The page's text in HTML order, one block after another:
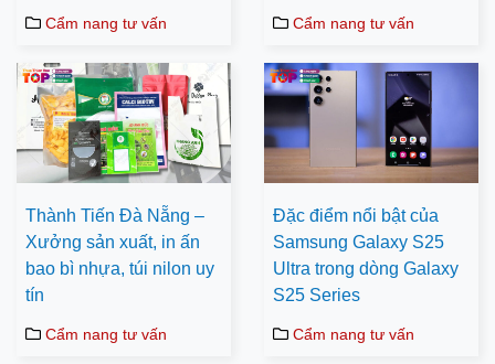
Cẩm nang tư vấn Cẩm nang tư vấn
Thành Tiến Đà Nẵng –
Xưởng sản xuất, in ấn
bao bì nhựa, túi nilon uy
tín
Cẩm nang tư vấn
Đặc điểm nổi bật của
Samsung Galaxy S25
Ultra trong dòng Galaxy
S25 Series
Cẩm nang tư vấn